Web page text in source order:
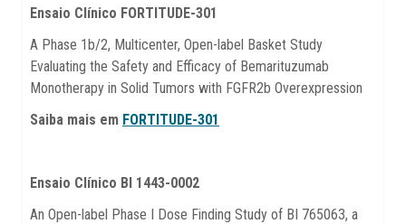
Ensaio Clínico FORTITUDE-301
A Phase 1b/2, Multicenter, Open-label Basket Study
Evaluating the Safety and Efficacy of Bemarituzumab
Monotherapy in Solid Tumors with FGFR2b Overexpression
Saiba mais em FORTITUDE-301
Ensaio Clínico BI 1443-0002
An Open-label Phase I Dose Finding Study of BI 765063, a